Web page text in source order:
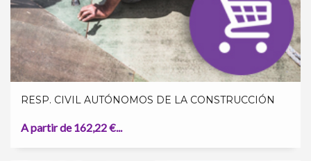
RESP. CIVIL AUTÓNOMOS DE LA CONSTRUCCIÓN
A partir de 162,22 €...